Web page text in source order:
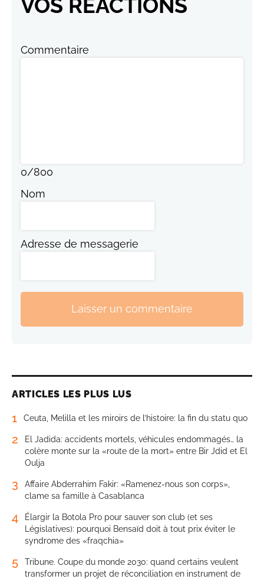
VOS RÉACTIONS
Commentaire
0/800
Nom
Adresse de messagerie
Laisser un commentaire
ARTICLES LES PLUS LUS
1 Ceuta, Melilla et les miroirs de l’histoire: la fin du statu quo
2
El Jadida: accidents mortels, véhicules endommagés… la
colère monte sur la «route de la mort» entre Bir Jdid et El
Oulja
3
Affaire Abderrahim Fakir: «Ramenez-nous son corps»,
clame sa famille à Casablanca
4
Élargir la Botola Pro pour sauver son club (et ses
Législatives): pourquoi Bensaïd doit à tout prix éviter le
syndrome des «fraqchia»
5
Tribune. Coupe du monde 2030: quand certains veulent
transformer un projet de réconciliation en instrument de